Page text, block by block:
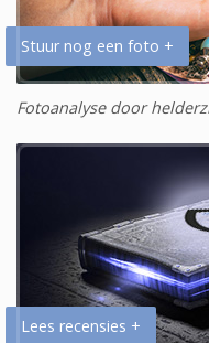
Stuur nog een foto +
Fotoanalyse door
Lees recensies +